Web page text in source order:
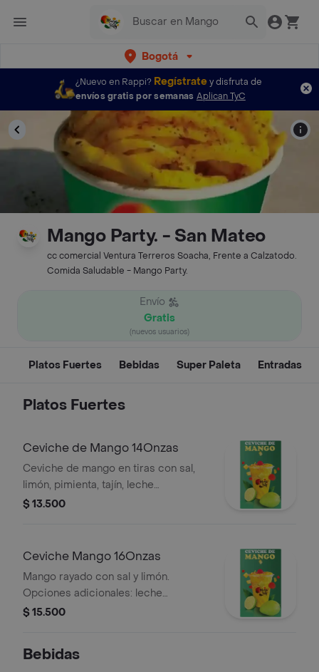
Bogotá
¿Nuevo en Rappi? Regístratey disfruta de
envíos gratis por semanas Aplican TyC
Mango Party. - San Mateo
cc comercial Ventura Terreros Soacha, Frente a Calzatodo.
Comida Saludable - Mango Party.
Envío
Gratis
(nuevos usuarios)
Platos Fuertes Bebidas Super Paleta Entradas
Platos Fuertes
Ceviche de Mango 14Onzas
Ceviche de mango en tiras con sal,
limón, pimienta, tajín, leche
condensada y dulces decorativos.
$ 13.500
Ceviche Mango 16Onzas
Mango rayado con sal y limón.
Opciones adicionales: leche
condensada, tajín, pepitas de colores
$ 15.500
Bebidas